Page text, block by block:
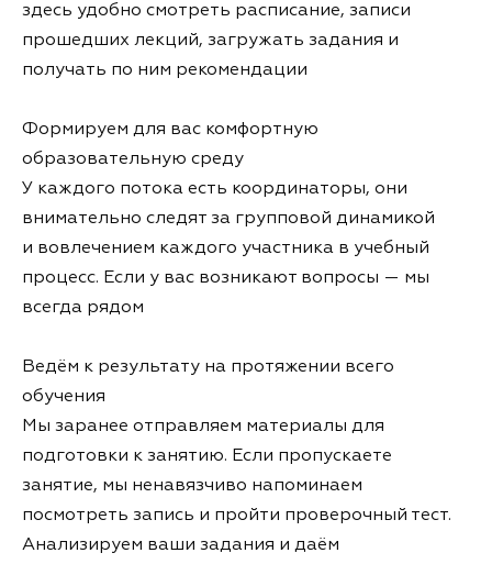
здесь удобно смотреть расписание, записи
прошедших лекций, загружать задания и
получать по ним рекомендации
Формируем для вас комфортную
образовательную среду
У каждого потока есть координаторы, они
внимательно следят за групповой динамикой
и вовлечением каждого участника в учебный
процесс. Если у вас возникают вопросы — мы
всегда рядом
Ведём к результату на протяжении всего
обучения
Мы заранее отправляем материалы для
подготовки к занятию. Если пропускаете
занятие, мы ненавязчиво напоминаем
посмотреть запись и пройти проверочный тест.
Анализируем ваши задания и даём